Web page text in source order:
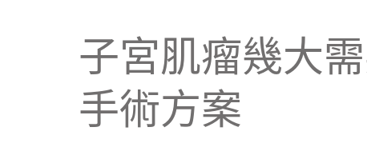
子宮肌瘤幾大
手術方案